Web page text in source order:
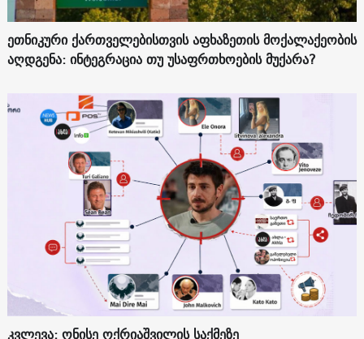
ეთნიკური ქართველებისთვის აფხაზეთის მოქალაქეობის
აღდგენა: ინტეგრაცია თუ უსაფრთხოების მუქარა?
კვლევა: ონისე ოქრიაშვილის საქმეზე